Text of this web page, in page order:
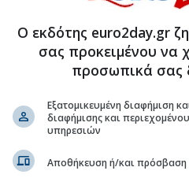
Ο εκδότης euro2day.gr
σας προκειμένου να
προσωπικά σας
Εξατομικευμένη διαφήμιση
διαφήμισης και
υπηρεσιών
Αποθήκευση ή/και πρόσβαση